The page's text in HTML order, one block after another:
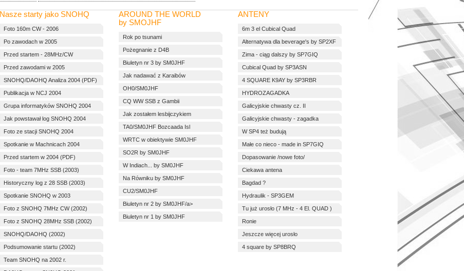
Nasze starty jako SNOHQ
Foto 160m CW - 2006
Po zawodach w 2005
Przed startem - 28MHz/CW
Przed zawodami w 2005
SNOHQ/DAOHQ Analiza 2004 (PDF)
Publikacja w NCJ 2004
Grupa informatyków SNOHQ 2004
Jak powstawał log SNOHQ 2004
Foto ze stacji SNOHQ 2004
Spotkanie w Machnicach 2004
Przed startem w 2004 (PDF)
Foto - team 7MHz SSB (2003)
Historyczny log z 28 SSB (2003)
Spotkanie SNOHQ w 2003
Foto z SNOHQ 7MHz CW (2002)
Foto z SNOHQ 28MHz SSB (2002)
SNOHQ/DAOHQ (2002)
Podsumowanie startu (2002)
Team SNOHQ na 2002 r.
AROUND THE WORLD
by SMOJHF
Rok po tsunami
Pożegnanie z D4B
Biuletyn nr 3 by SM0JHF
Jak nadawać z Karaibów
OH0/SM0JHF
CQ WW SSB z Gambii
Jak zostałem lesbijczykiem
TA0/SM0JHF Bozcaada Isl
WRTC w obiektywie SM0JHF
SO2R by SM0JHF
W Indiach... by SM0JHF
Na Równiku by SM0JHF
CU2/SM0JHF
Biuletyn nr 2 by SM0JHF/a>
Biuletyn nr 1 by SM0JHF
ANTENY
6m 3 el Cubical Quad
Alternatywa dla beverage's by SP2XF
Zima - ciąg dalszy by SP7GIQ
Cubical Quad by SP3ASN
4 SQUARE K9AY by SP3RBR
HYDROZAGADKA
Galicyjskie chwasty cz. II
Galicyjskie chwasty - zagadka
W SP4 też budują
Małe co nieco - made in SP7GIQ
Dopasowanie /nowe foto/
Ciekawa antena
Bagdad ?
Hydraulik - SP3GEM
Tu już urosło (7 MHz - 4 El. QUAD )
Ronie
Jeszcze więcej urosło
4 square by SP8BRQ